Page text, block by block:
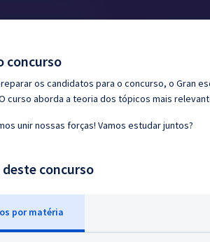
concurso
os candidatos para o concurso, o Gran
curso aborda a teoria dos tópicos mais
unir nossas forças! Vamos estudar juntos?
deste concurso
por matéria